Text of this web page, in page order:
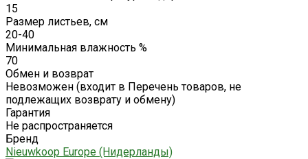
15
Размер листьев, см
20-40
Минимальная влажность %
70
Обмен и возврат
Невозможен (входит в Перечень товаров, не
подлежащих возврату и обмену)
Гарантия
Не распространяется
Бренд
Nieuwkoop Europe (Нидерланды)